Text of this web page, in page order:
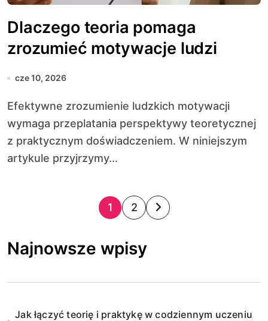
Dlaczego teoria pomaga
zrozumieć motywacje ludzi
cze 10, 2026
Efektywne zrozumienie ludzkich motywacji
wymaga przeplatania perspektywy teoretycznej
z praktycznym doświadczeniem. W niniejszym
artykule przyjrzymy...
S
r
o
n
1 2
Najnowsze wpisy
Jak łączyć teorię i praktykę w codziennym uczeniu